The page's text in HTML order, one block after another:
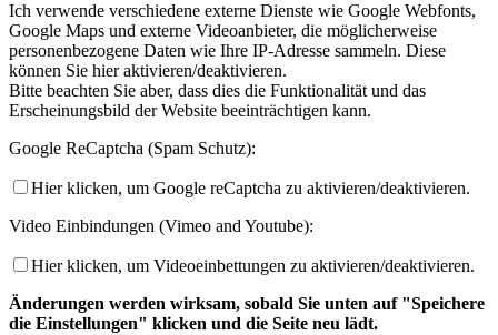
Ich verwende verschiedene externe Dienste wie Google Webfonts,
Google Maps und externe Videoanbieter, die möglicherweise
personenbezogene Daten wie Ihre IP-Adresse sammeln. Diese
können Sie hier aktivieren/deaktivieren.
Bitte beachten Sie aber, dass dies die Funktionalität und das
Erscheinungsbild der Website beeinträchtigen kann.
Google ReCaptcha (Spam Schutz):
Hier klicken, um Google reCaptcha zu aktivieren/deaktivieren.
Video Einbindungen (Vimeo and Youtube):
Hier klicken, um Videoeinbettungen zu aktivieren/deaktivieren.
Änderungen werden wirksam, sobald Sie unten auf "Speichere
die Einstellungen" klicken und die Seite neu lädt.